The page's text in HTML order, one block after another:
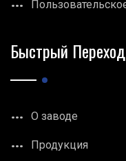
Быстрый Переход
О заводе
Продукция